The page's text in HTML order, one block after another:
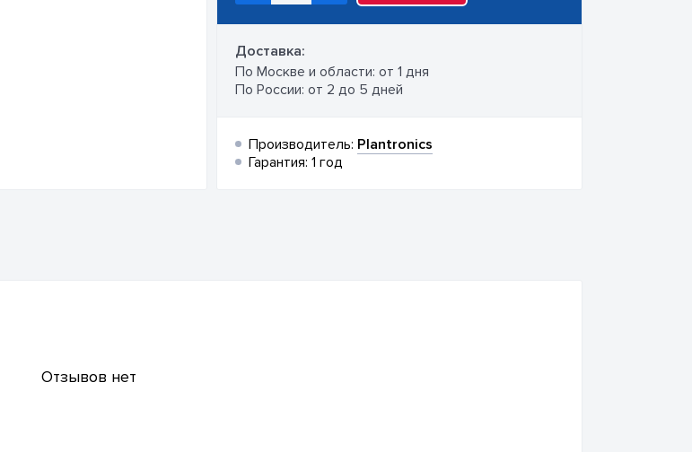
Доставка:
По Москве и области: от 1 дня
По России: от 2 до 5 дней
Производитель: Plantronics
Гарантия: 1 год
Отзывов нет